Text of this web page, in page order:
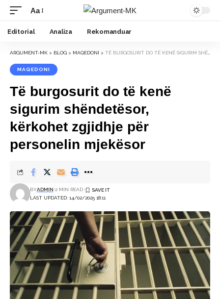
Font
Resizer
Aa
Editorial Analiza Rekomanduar
ARGUMENT-MK > BLOG > MAQEDONI > TË BURGOSURIT DO TË KENË SIGURIM SHËNDETËSOR, KËRKOHET ZGJIDHJE PËR PERSONELIN MJEKËSOR
MAQEDONI
Të burgosurit do të kenë
sigurim shëndetësor,
kërkohet zgjidhje për
personelin mjekësor
LAST UPDATED: 14/02/2025 18:11
BYADMIN 2 MIN READ